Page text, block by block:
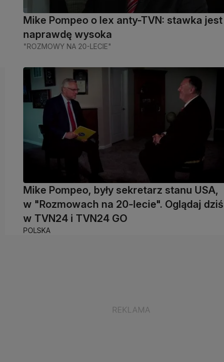
Mike Pompeo o lex anty-TVN: stawka jest
naprawdę wysoka
"ROZMOWY NA 20-LECIE"
Mike Pompeo, były sekretarz stanu USA,
w "Rozmowach na 20-lecie". Oglądaj dziś
w TVN24 i TVN24 GO
POLSKA